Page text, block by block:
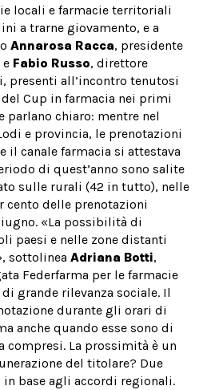
locali e farmacie territoriali
a trarne giovamento, e a
Annarosa Racca, presidente
e Fabio Russo, direttore
presenti all’incontro tenutosi
Cup in farmacia nei primi
parlano chiaro: mentre nel
e provincia, le prenotazioni
il canale farmacia si attestava
di quest’anno sono salite
sulle rurali (42 in tutto), nelle
cento delle prenotazioni
«La possibilità di
paesi e nelle zone distanti
sottolinea Adriana Botti,
Federfarma per le farmacie
grande rilevanza sociale. Il
durante gli orari di
anche quando esse sono di
compresi. La prossimità è un
del titolare? Due
base agli accordi regionali.